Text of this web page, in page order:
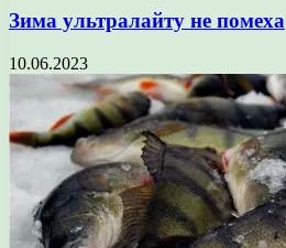
Зима ультралайту не помеха
10.06.2023